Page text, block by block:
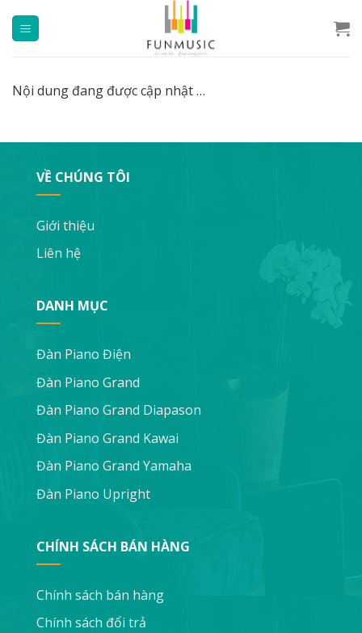
đến
Nội dung đang được cập nhật …
VỀ CHÚNG TÔI
Giới thiệu
Liên hệ
DANH MỤC
Đàn Piano Điện
Đàn Piano Grand
Đàn Piano Grand Diapason
Đàn Piano Grand Kawai
Đàn Piano Grand Yamaha
Đàn Piano Upright
CHÍNH SÁCH BÁN HÀNG
Chính sách bán hàng
Chính sách đổi trả